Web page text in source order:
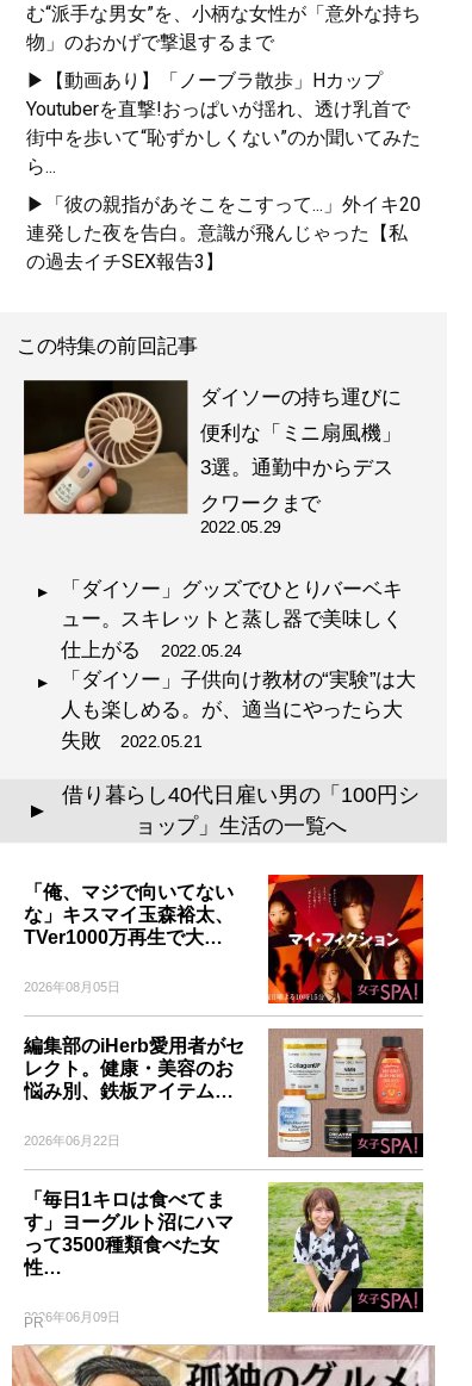
む“派手な男女”を、小柄な女性が「意外な持ち
物」のおかげで撃退するまで
▶【動画あり】「ノーブラ散歩」Hカップ
Youtuberを直撃!おっぱいが揺れ、透け乳首で
街中を歩いて“恥ずかしくない”のか聞いてみた
ら...
▶「彼の親指があそこをこすって...」外イキ20
連発した夜を告白。意識が飛んじゃった【私
の過去イチSEX報告3】
この特集の前回記事
ダイソーの持ち運びに
便利な「ミニ扇風機」
3選。通勤中からデス
クワークまで
2022.05.29
「ダイソー」グッズでひとりバーベキ
ュー。スキレットと蒸し器で美味しく
仕上がる 2022.05.24
「ダイソー」子供向け教材の“実験”は大
人も楽しめる。が、適当にやったら大
失敗 2022.05.21
▲
借り暮らし40代日雇い男の「100円シ
ョップ」生活の一覧へ
「俺、マジで向いてない
な」キスマイ玉森裕太、
TVer1000万再生で大…
2026年08月05日
編集部のiHerb愛用者がセ
レクト。健康・美容のお
悩み別、鉄板アイテム…
2026年06月22日
「毎日1キロは食べてま
す」ヨーグルト沼にハマ
って3500種類食べた女
性…
2026年06月09日
PR